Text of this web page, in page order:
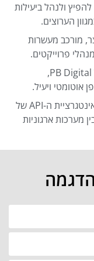
ולנהל ביעילות
הערוצים.
מורכב מעשרות
פרוייקטים.
מערכת ההנגשה NAGIX, המבוססת על PB Digital,
אוטומטי ויעיל.
PB Digital משלבת כ-OEM את פתרון אינטגרציית ה-API של